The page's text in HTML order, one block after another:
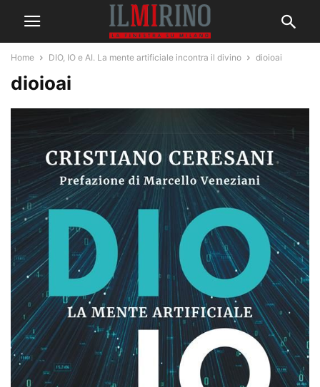
Home DIO, IO e AI. La mente artificiale incontra il divino dioioai
dioioai